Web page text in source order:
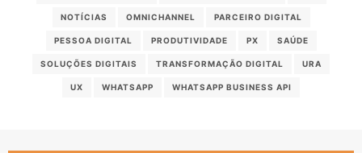
NOTÍCIAS OMNICHANNEL PARCEIRO DIGITAL
PESSOA DIGITAL PRODUTIVIDADE PX SAÚDE
SOLUÇÕES DIGITAIS TRANSFORMAÇÃO DIGITAL URA
UX WHATSAPP WHATSAPP BUSINESS API